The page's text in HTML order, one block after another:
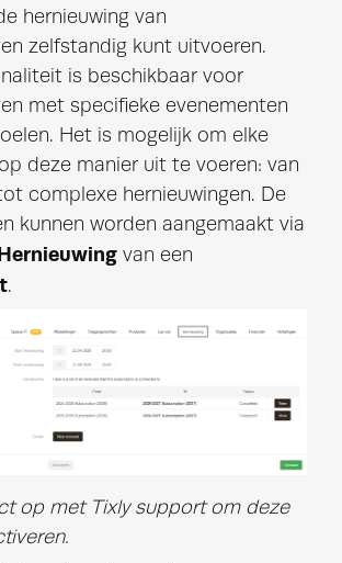
hernieuwing van
zelfstandig kunt uitvoeren.
is beschikbaar voor
met specifieke evenementen
Het is mogelijk om elke
deze manier uit te voeren: van
complexe hernieuwingen. De
kunnen worden aangemaakt via
van een
.
op met Tixly support om deze